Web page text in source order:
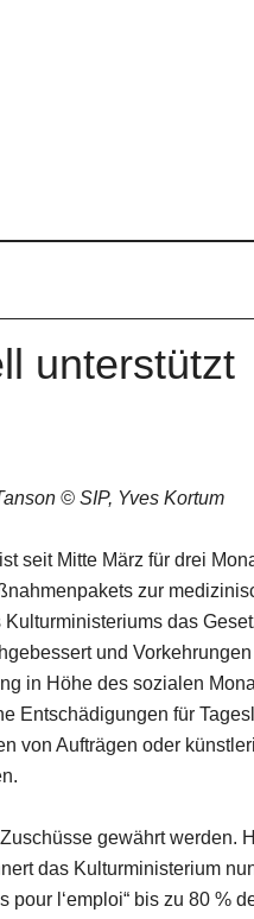
unterstützt
© SIP, Yves Kortum
seit Mitte März für drei
zur
das
und
in Höhe des sozialen
Entschädigungen für
von Aufträgen oder
gewährt werden.
das Kulturministerium
l‘emploi“ bis zu 80 %